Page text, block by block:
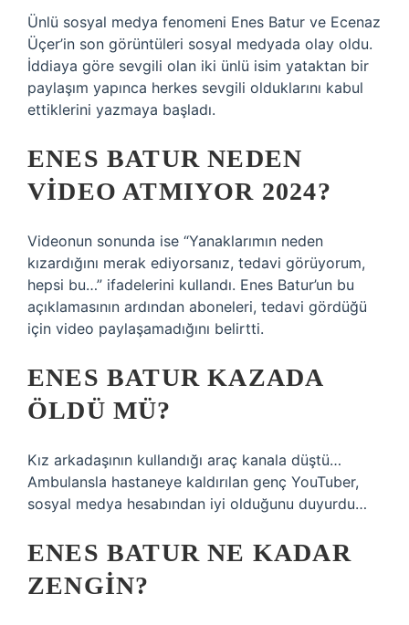
Ünlü sosyal medya fenomeni Enes Batur ve Ecenaz
Üçer’in son görüntüleri sosyal medyada olay oldu.
İddiaya göre sevgili olan iki ünlü isim yataktan bir
paylaşım yapınca herkes sevgili olduklarını kabul
ettiklerini yazmaya başladı.
ENES BATUR NEDEN
VIDEO ATMIYOR 2024?
Videonun sonunda ise “Yanaklarımın neden
kızardığını merak ediyorsanız, tedavi görüyorum,
hepsi bu…” ifadelerini kullandı. Enes Batur’un bu
açıklamasının ardından aboneleri, tedavi gördüğü
için video paylaşamadığını belirtti.
ENES BATUR KAZADA
ÖLDÜ MÜ?
Kız arkadaşının kullandığı araç kanala düştü…
Ambulansla hastaneye kaldırılan genç YouTuber,
sosyal medya hesabından iyi olduğunu duyurdu…
ENES BATUR NE KADAR
ZENGIN?